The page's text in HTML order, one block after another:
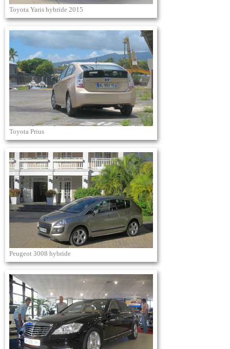
Toyota Yaris hybride 2015
Toyota Prius
Peugeot 3008 hybride